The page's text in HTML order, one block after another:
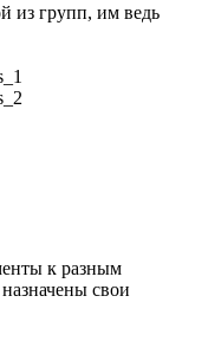
из групп, им ведь
к разным
свои